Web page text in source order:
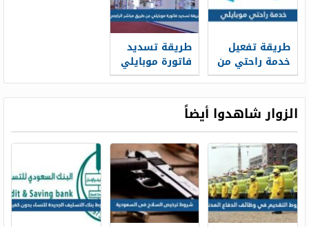
طريقة تفعيل
خدمة راحتي من
موبايلي 1445
طريقة تسديد
فاتورة موبايلي
عن طريق
الزوار شاهدوا أيضاً